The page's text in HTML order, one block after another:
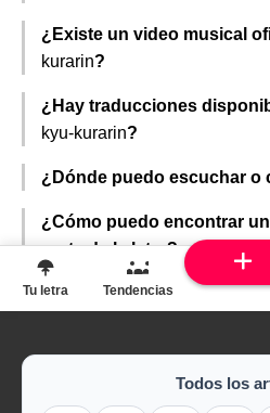
¿Existe un video musical
kurarin?
¿Hay traducciones
kyu-kurarin?
¿Dónde puedo escuchar o
¿Cómo puedo encontrar
parte de la letra?
Todos los
Tu letra Tendencias